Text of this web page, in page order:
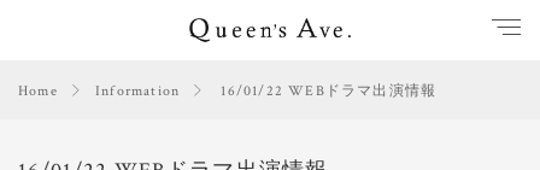
Home Information 16/01/22 WEBドラマ出演情報